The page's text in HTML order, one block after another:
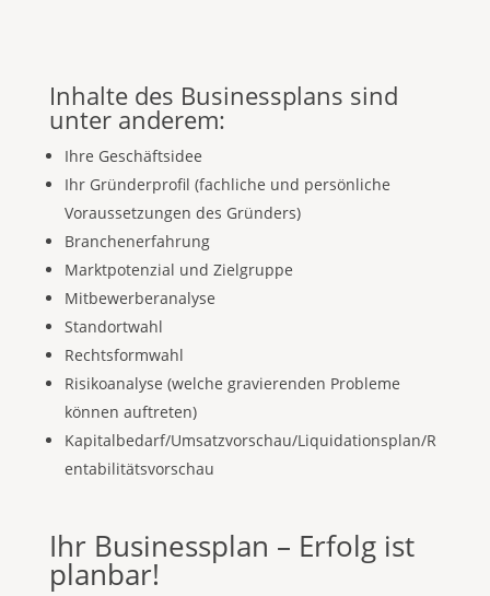
Inhalte des Businessplans sind
unter anderem:
Ihre Geschäftsidee
Ihr Gründerprofil (fachliche und persönliche
Voraussetzungen des Gründers)
Branchenerfahrung
Marktpotenzial und Zielgruppe
Mitbewerberanalyse
Standortwahl
Rechtsformwahl
Risikoanalyse (welche gravierenden Probleme
können auftreten)
Kapitalbedarf/Umsatzvorschau/Liquidationsplan/R
entabilitätsvorschau
Ihr Businessplan – Erfolg ist
planbar!